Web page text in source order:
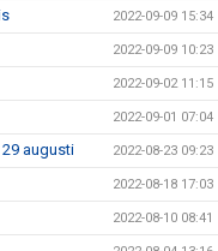
2022-09-09 15:34
2022-09-09 10:23
2022-09-02 11:15
2022-09-01 07:04
augusti 2022-08-23 09:23
2022-08-18 17:03
2022-08-10 08:41